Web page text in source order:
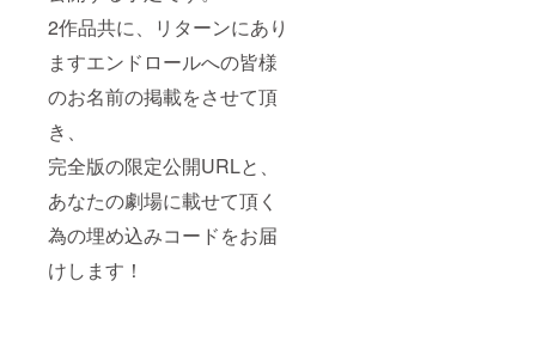
2作品共に、リターンにあり
ますエンドロールへの皆様
のお名前の掲載をさせて頂
き、
完全版の限定公開URLと、
あなたの劇場に載せて頂く
為の埋め込みコードをお届
けします！